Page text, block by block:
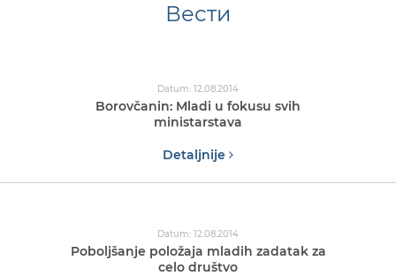
Вести
Datum: 12.08.2014
Borovčanin: Mladi u fokusu svih
ministarstava
Detaljnije
Datum: 12.08.2014
Poboljšanje položaja mladih zadatak za
celo društvo